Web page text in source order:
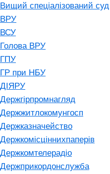
Вищий спеціалізований суд
ВРУ
ВСУ
Голова ВРУ
ГПУ
ГР при НБУ
ДІЯРУ
Держгірпромнагляд
Держжитлокомунгосп
Держказначейство
Держкомісціннихпаперів
Держкомтелерадіо
Держприкордонслужба